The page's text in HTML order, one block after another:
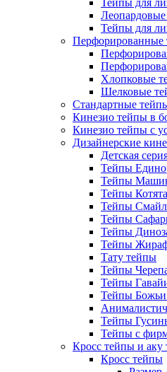
Тейпы для
Тейпы для
Хлопковые
Шелковые
Стандартные
Кинезио тейпы в
Кинезио тейпы с
Дизайнерские
Детская
Тейпы
Тейпы
Тейпы Котята
Тейпы
Тейпы
Тейпы
Тейпы
Тату тейпы
Тейпы
Тейпы
Тейпы Божьи
Тейпы
Тейпы с
Кросс тейпы и
Кросс тейпы